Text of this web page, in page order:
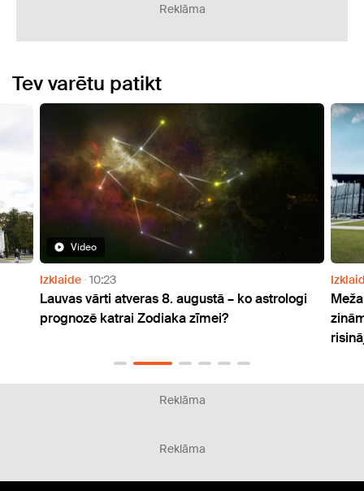
Reklāma
Tev varētu patikt
8. augustā – ko astrologi
zīmei?
Mežaparkā viss gatavs
zināma koncerta
risinājums "Pitbull" faniem
Reklāma
Reklāma